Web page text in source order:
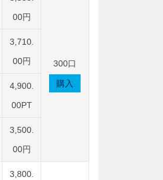
00円
300口
購入
3,710.
00円
4,900.
00PT
3,500.
00円
3,800.